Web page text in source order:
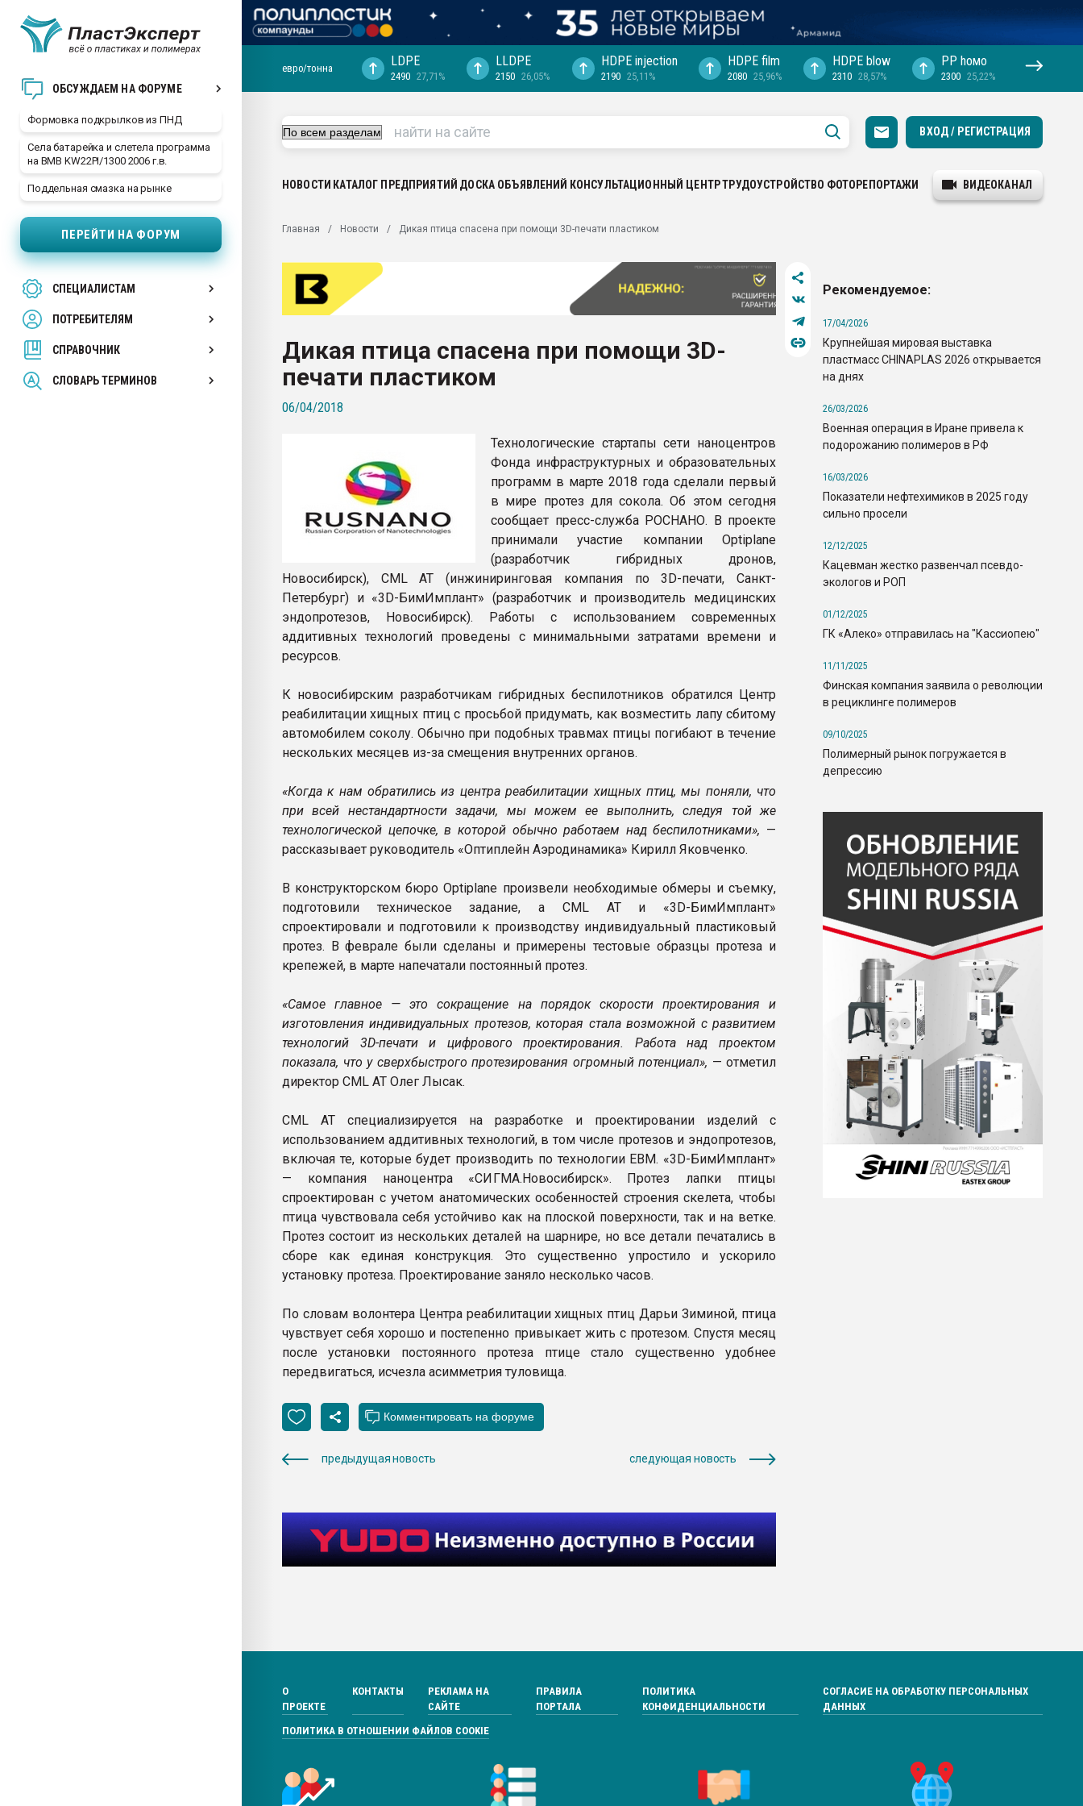
ОБСУЖДАЕМ НА ФОРУМЕ
Формовка подкрылков из ПНД
Села батарейка и слетела программа
на BMB KW22PI/1300 2006 г.в.
Поддельная смазка на рынке
ПЕРЕЙТИ НА ФОРУМ
СПЕЦИАЛИСТАМ
ПОТРЕБИТЕЛЯМ
СПРАВОЧНИК
СЛОВАРЬ ТЕРМИНОВ
29.07.2026 ФРП помог "Ижевскому
Вакуум-формовочные машины:
28.07.2026 Автоматизация выходит на
первый план в переработке
пластмасс
ситуацией на строительном рынке
Всё, что касается выдува ПЭТ
бутылок
евро/тонна LDPE
2490 27,71%
LLDPE
2150 26,05%
HDPE injection
2190 25,11%
HDPE film
2080 25,96%
HDPE blow
2310 28,57%
PP hомо
2300 25,22%
ВХОД / РЕГИСТРАЦИЯ
НОВОСТИ КАТАЛОГ ПРЕДПРИЯТИЙ ДОСКА ОБЪЯВЛЕНИЙ КОНСУЛЬТАЦИОННЫЙ ЦЕНТРТРУДОУСТРОЙСТВО ФОТОРЕПОРТАЖИ ВИДЕОКАНАЛ
Главная Новости Дикая птица спасена при помощи 3D-печати пластиком
Дикая птица спасена при помощи 3D-
печати пластиком
06/04/2018
Технологические стартапы сети наноцентров
Фонда инфраструктурных и образовательных
программ в марте 2018 года сделали первый
в мире протез для сокола. Об этом сегодня
сообщает пресс-служба РОСНАНО. В проекте
принимали участие компании Optiplane
(разработчик гибридных дронов,
Новосибирск), CML AT (инжиниринговая компания по 3D-печати, Санкт-
Петербург) и «3D-БимИмплант» (разработчик и производитель медицинских
эндопротезов, Новосибирск). Работы с использованием современных
аддитивных технологий проведены с минимальными затратами времени и
ресурсов.
К новосибирским разработчикам гибридных беспилотников обратился Центр
реабилитации хищных птиц с просьбой придумать, как возместить лапу сбитому
автомобилем соколу. Обычно при подобных травмах птицы погибают в течение
нескольких месяцев из-за смещения внутренних органов.
«Когда к нам обратились из центра реабилитации хищных птиц, мы поняли, что
при всей нестандартности задачи, мы можем ее выполнить, следуя той же
технологической цепочке, в которой обычно работаем над беспилотниками», —
рассказывает руководитель «Оптиплейн Аэродинамика» Кирилл Яковченко.
В конструкторском бюро Optiplane произвели необходимые обмеры и съемку,
подготовили техническое задание, а CML AT и «3D-БимИмплант»
спроектировали и подготовили к производству индивидуальный пластиковый
протез. В феврале были сделаны и примерены тестовые образцы протеза и
крепежей, в марте напечатали постоянный протез.
«Самое главное — это сокращение на порядок скорости проектирования и
изготовления индивидуальных протезов, которая стала возможной с развитием
технологий 3D-печати и цифрового проектирования. Работа над проектом
показала, что у сверхбыстрого протезирования огромный потенциал», — отметил
директор CML AT Олег Лысак.
CML AT специализируется на разработке и проектировании изделий с
использованием аддитивных технологий, в том числе протезов и эндопротезов,
включая те, которые будет производить по технологии EBM. «3D-БимИмплант»
— компания наноцентра «СИГМА.Новосибирск». Протез лапки птицы
спроектирован с учетом анатомических особенностей строения скелета, чтобы
птица чувствовала себя устойчиво как на плоской поверхности, так и на ветке.
Протез состоит из нескольких деталей на шарнире, но все детали печатались в
сборе как единая конструкция. Это существенно упростило и ускорило
установку протеза. Проектирование заняло несколько часов.
По словам волонтера Центра реабилитации хищных птиц Дарьи Зиминой, птица
чувствует себя хорошо и постепенно привыкает жить с протезом. Спустя месяц
после установки постоянного протеза птице стало существенно удобнее
передвигаться, исчезла асимметрия туловища.
предыдущая новость следующая новость
Рекомендуемое:
17/04/2026
Крупнейшая мировая выставка
пластмасс CHINAPLAS 2026 открывается
на днях
26/03/2026
Военная операция в Иране привела к
подорожанию полимеров в РФ
16/03/2026
Показатели нефтехимиков в 2025 году
сильно просели
12/12/2025
Кацевман жестко развенчал псевдо-
экологов и РОП
01/12/2025
ГК «Алеко» отправилась на "Кассиопею"
11/11/2025
Финская компания заявила о революции
в рециклинге полимеров
09/10/2025
Полимерный рынок погружается в
депрессию
О
ПРОЕКТЕ
КОНТАКТЫ
РЕКЛАМА НА
САЙТЕ
ПРАВИЛА
ПОРТАЛА
ПОЛИТИКА
КОНФИДЕНЦИАЛЬНОСТИ
СОГЛАСИЕ НА ОБРАБОТКУ ПЕРСОНАЛЬНЫХ
ДАННЫХ
ПОЛИТИКА В ОТНОШЕНИИ ФАЙЛОВ COOKIE